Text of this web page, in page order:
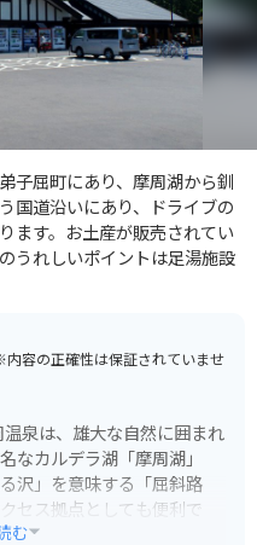
子屈町にあり、摩周湖から釧
国道沿いにあり、ドライブの
ます。お土産が販売されてい
うれしいポイントは足湯施設
容の正確性は保証されていませ
泉は、雄大な自然に囲まれ
なカルデラ湖「摩周湖」
沢」を意味する「屈斜路
セス拠点としても便利で
む